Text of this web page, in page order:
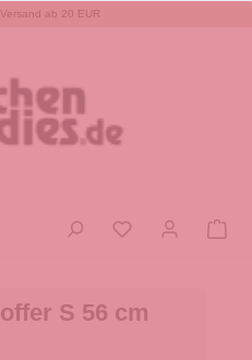
ab 20 EUR
S 56 cm